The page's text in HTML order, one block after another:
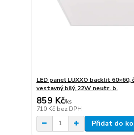
LED panel LUXXO backlit 60×60,
vestavný bílý, 22W neutr. b.
859 Kč/ks
710 Kč bez DPH
Přidat do